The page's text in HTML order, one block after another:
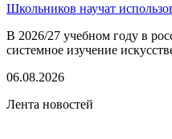
Школьников научат
В 2026/27 учебном году в
системное изучение
06.08.2026
Лента новостей